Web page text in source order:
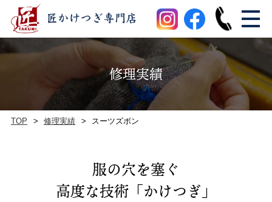
修理実績
TOP 修理実績 スーツズボン
服の穴を塞ぐ
高度な技術「かけつぎ」